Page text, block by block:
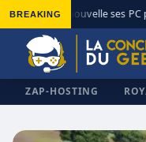
BREAKING
◆ MSI renouvelle ses PC
ZAP-HOSTING